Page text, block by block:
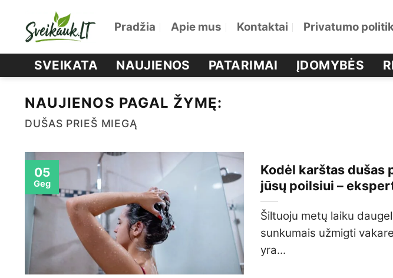
Pradžia Apie mus Kontaktai Privatumo
SVEIKATA NAUJIENOS PATARIMAI ĮDOMYBĖS
NAUJIENOS PAGAL ŽYMĘ:
DUŠAS PRIEŠ MIEGĄ
Kodėl karštas dušas
jūsų poilsiui –
Šiltuoju metų laiku
sunkumais užmigti
yra...
05
Geg